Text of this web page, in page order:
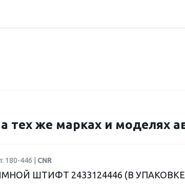
тех же марках и моделях
180-446 | CNR
ШТИФТ 2433124446 (В